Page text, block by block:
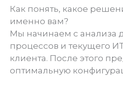
Как понять, какое
именно вам?
Мы начинаем с анализа
процессов и текущего
клиента. После этого
оптимальную